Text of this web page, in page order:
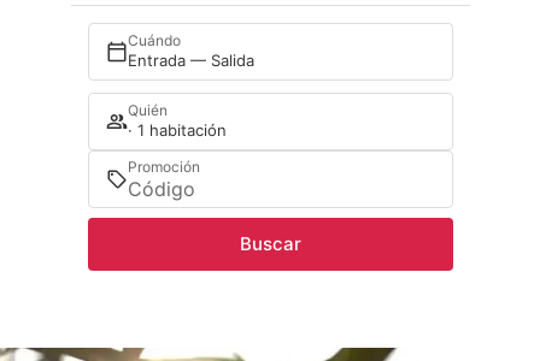
Cuándo
Entrada — Salida
Quién
· 1 habitación
Promoción
Buscar